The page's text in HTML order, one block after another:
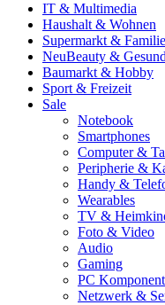
IT & Multimedia
Haushalt & Wohnen
Supermarkt & Familie
NeuBeauty &
Baumarkt & Hobby
Sport & Freizeit
Sale
Notebook
Smartphones
Computer &
Peripherie &
Handy &
Wearables
TV &
Foto & Video
Audio
Gaming
PC
Netzwerk &